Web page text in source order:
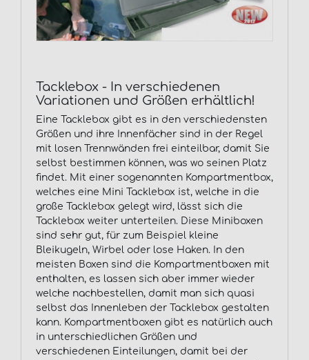
Tacklebox - In verschiedenen
Variationen und Größen erhältlich!
Eine Tacklebox gibt es in den verschiedensten
Größen und ihre Innenfächer sind in der Regel
mit losen Trennwänden frei einteilbar, damit Sie
selbst bestimmen können, was wo seinen Platz
findet. Mit einer sogenannten Kompartmentbox,
welches eine Mini Tacklebox ist, welche in die
große Tacklebox gelegt wird, lässt sich die
Tacklebox weiter unterteilen. Diese Miniboxen
sind sehr gut, für zum Beispiel kleine
Bleikugeln, Wirbel oder lose Haken. In den
meisten Boxen sind die Kompartmentboxen mit
enthalten, es lassen sich aber immer wieder
welche nachbestellen, damit man sich quasi
selbst das Innenleben der Tacklebox gestalten
kann. Kompartmentboxen gibt es natürlich auch
in unterschiedlichen Größen und
verschiedenen Einteilungen, damit bei der